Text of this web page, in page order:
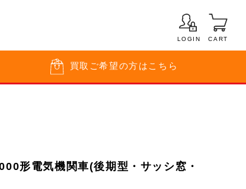
LOGIN CART
買取 ご希望の方はこちら
形電気機関車(後期型・サッシ窓・